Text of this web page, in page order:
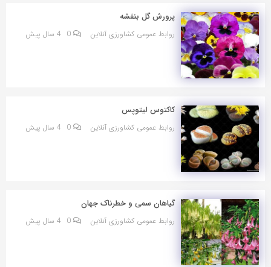
پرورش گل بنفشه
روابط عمومی کشاورزی آنلاین 0 4 سال پیش
کاکتوس لیتوپس
روابط عمومی کشاورزی آنلاین 0 4 سال پیش
گیاهان سمی و خطرناک جهان
روابط عمومی کشاورزی آنلاین 0 4 سال پیش